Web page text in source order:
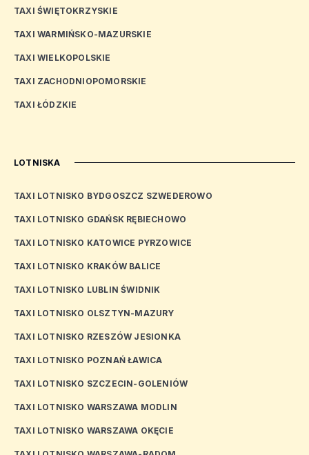
TAXI ŚWIĘTOKRZYSKIE
TAXI WARMIŃSKO-MAZURSKIE
TAXI WIELKOPOLSKIE
TAXI ZACHODNIOPOMORSKIE
TAXI ŁÓDZKIE
LOTNISKA
TAXI LOTNISKO BYDGOSZCZ SZWEDEROWO
TAXI LOTNISKO GDAŃSK RĘBIECHOWO
TAXI LOTNISKO KATOWICE PYRZOWICE
TAXI LOTNISKO KRAKÓW BALICE
TAXI LOTNISKO LUBLIN ŚWIDNIK
TAXI LOTNISKO OLSZTYN-MAZURY
TAXI LOTNISKO RZESZÓW JESIONKA
TAXI LOTNISKO POZNAŃ ŁAWICA
TAXI LOTNISKO SZCZECIN-GOLENIÓW
TAXI LOTNISKO WARSZAWA MODLIN
TAXI LOTNISKO WARSZAWA OKĘCIE